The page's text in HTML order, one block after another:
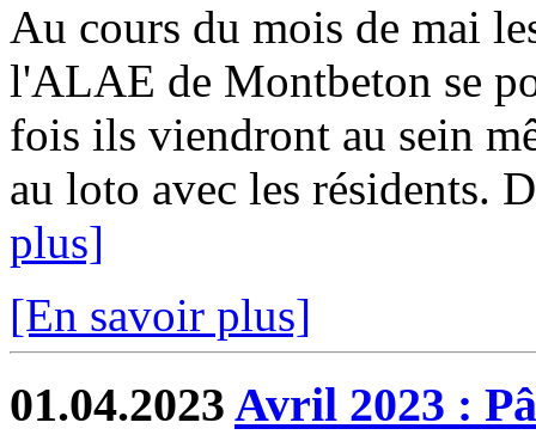
Au cours du mois de mai
l'ALAE de Montbeton se
fois ils viendront au sein
au loto avec les résidents.
plus]
[En savoir plus]
01.04.2023 Avril 2023 :